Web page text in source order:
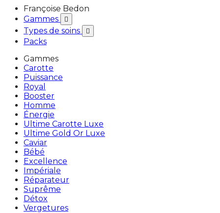
Françoise Bedon
Gammes

Types de soins 
Packs
Gammes
Carotte
Puissance
Royal
Booster
Homme
Énergie
Ultime Carotte Luxe
Ultime Gold Or Luxe
Caviar
Bébé
Excellence
Impériale
Réparateur
Suprême
Détox
Vergetures